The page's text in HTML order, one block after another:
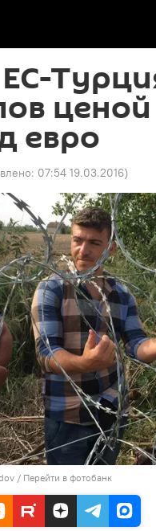
евро
07:54 19.03.2016)
/ Перейти в фотобанк